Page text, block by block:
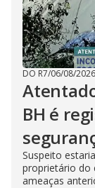
DO R7/06/08/2026
BH é
Suspeito
proprietário do
ameaças